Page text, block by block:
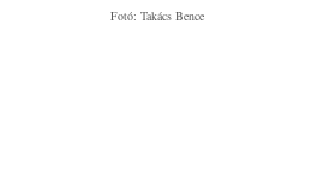
Fotó: Takács Bence